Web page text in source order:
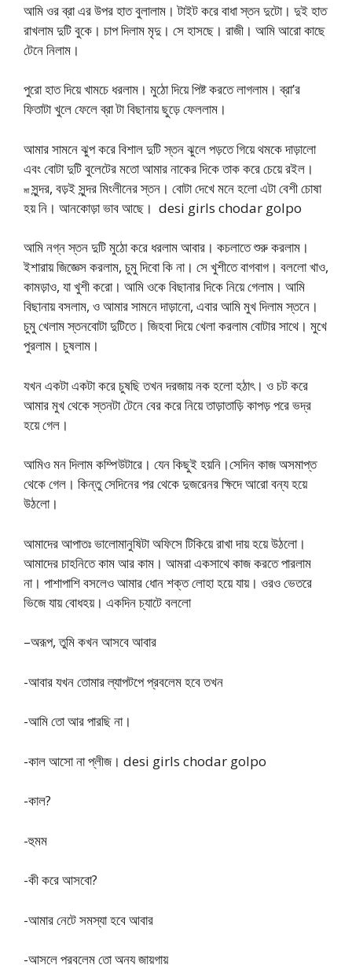
আমি ওর ব্রা এর উপর হাত বুলালাম। টাইট করে বাধা স্তন দুটো। দুই হাত
রাখলাম দুটি বুকে। চাপ দিলাম মৃদু। সে হাসছে। রাজী। আমি আরো কাছে
টেনে নিলাম।
পুরো হাত দিয়ে খামচে ধরলাম। মুঠো দিয়ে পিষ্ট করতে লাগলাম। ব্রা’র
ফিতাটা খুলে ফেলে ব্রা টা বিছানায় ছুড়ে ফেললাম।
আমার সামনে ঝুপ করে বিশাল দুটি স্তন ঝুলে পড়তে গিয়ে থমকে দাড়ালো
এবং বোটা দুটি বুলেটের মতো আমার নাকের দিকে তাক করে চেয়ে রইল।
মা সুন্দর, বড়ই সুন্দর মিংলীনের স্তন। বোটা দেখে মনে হলো এটা বেশী চোষা
হয় নি। আনকোড়া ভাব আছে। desi girls chodar golpo
আমি নগ্ন স্তন দুটি মুঠো করে ধরলাম আবার। কচলাতে শুরু করলাম।
ইশারায় জিজ্ঞেস করলাম, চুমু দিবো কি না। সে খুশীতে বাগবাগ। বললো খাও,
কামড়াও, যা খুশী করো। আমি ওকে বিছানার দিকে নিয়ে গেলাম। আমি
বিছানায় বসলাম, ও আমার সামনে দাড়ানো, এবার আমি মুখ দিলাম স্তনে।
চুমু খেলাম স্তনবোটা দুটিতে। জিহবা দিয়ে খেলা করলাম বোটার সাথে। মুখে
পুরলাম। চুষলাম।
যখন একটা একটা করে চুষছি তখন দরজায় নক হলো হঠাৎ। ও চট করে
আমার মুখ থেকে স্তনটা টেনে বের করে নিয়ে তাড়াতাড়ি কাপড় পরে ভদ্র
হয়ে গেল।
আমিও মন দিলাম কম্পিউটারে। যেন কিছুই হয়নি।সেদিন কাজ অসমাপ্ত
থেকে গেল। কিন্তু সেদিনের পর থেকে দুজরেনর ক্ষিদে আরো বন্য হয়ে
উঠলো।
আমাদের আপাতঃ ভালোমানুষিটা অফিসে টিকিয়ে রাখা দায় হয়ে উঠলো।
আমাদের চাহনিতে কাম আর কাম। আমরা একসাথে কাজ করতে পারলাম
না। পাশাপাশি বসলেও আমার ধোন শক্ত লোহা হয়ে যায়। ওরও ভেতরে
ভিজে যায় বোধহয়। একদিন চ্যাটে বললো
–অরূপ, তুমি কখন আসবে আবার
-আবার যখন তোমার ল্যাপটপে প্রবলেম হবে তখন
-আমি তো আর পারছি না।
-কাল আসো না প্লীজ। desi girls chodar golpo
-কাল?
-হুমম
-কী করে আসবো?
-আমার নেটে সমস্যা হবে আবার
-আসলে প্রবলেম তো অন্য জায়গায়